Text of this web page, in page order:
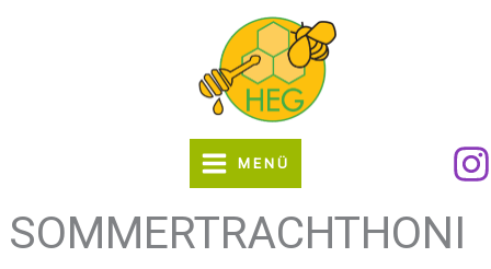
MENÜ
SOMMERTRACHTHONI